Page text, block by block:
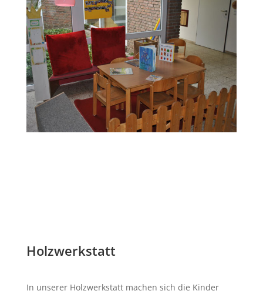
Holzwerkstatt
In unserer Holzwerkstatt machen sich die Kinder